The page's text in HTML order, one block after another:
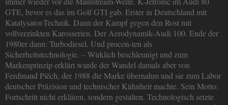
GTE, bevor es das im Golf GTI gab. Erster in Deutschland mit
Katalysator-Technik. Dann der Kampf gegen den Rost mit
vollverzinkten Karosserien. Der Aerodynamik-Audi 100. Ende der
1980er dann: Turbodiesel. Und procon-ten als
Sicherheitstechnologie. – Wirklich beschleunigt und zum
Markenprinzip erklärt wurde der Wandel damals aber von
Ferdinand Piëch, der 1988 die Marke übernahm und sie zum Labor
deutscher Präzision und technischer Kühnheit machte. Sein Motto:
Fortschritt nicht erklären, sondern gestalten. Technologisch setzte